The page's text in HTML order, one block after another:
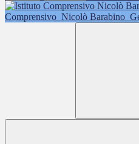
Comprensivo Nicolò Barabino